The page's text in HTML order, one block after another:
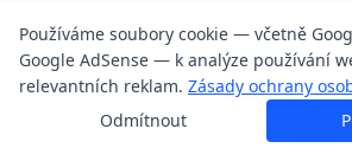
Používáme soubory cookie — včetně
Google AdSense — k analýze používání
relevantních reklam. Zásady ochrany
Odmítnout